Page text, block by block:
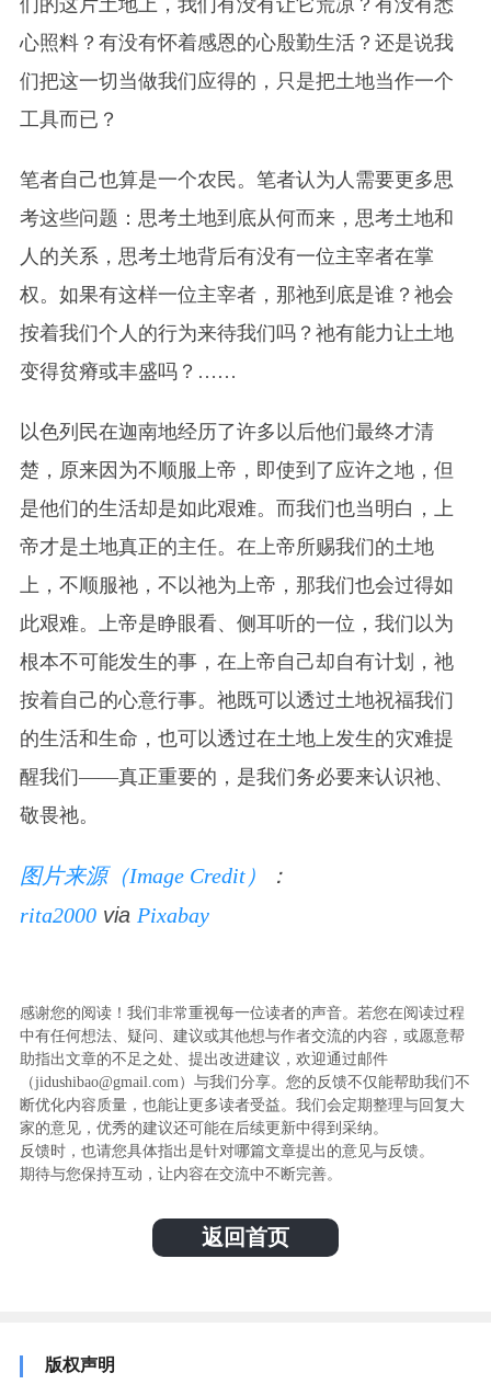
心照料？有没有怀着感恩的心殷勤生活？还是说我
们把这一切当做我们应得的，只是把土地当作一个
工具而已？
笔者自己也算是一个农民。笔者认为人需要更多思
考这些问题：思考土地到底从何而来，思考土地和
人的关系，思考土地背后有没有一位主宰者在掌
权。如果有这样一位主宰者，那祂到底是谁？祂会
按着我们个人的行为来待我们吗？祂有能力让土地
变得贫瘠或丰盛吗？……
以色列民在迦南地经历了许多以后他们最终才清
楚，原来因为不顺服上帝，即使到了应许之地，但
是他们的生活却是如此艰难。而我们也当明白，上
帝才是土地真正的主任。在上帝所赐我们的土地
上，不顺服祂，不以祂为上帝，那我们也会过得如
此艰难。上帝是睁眼看、侧耳听的一位，我们以为
根本不可能发生的事，在上帝自己却自有计划，祂
按着自己的心意行事。祂既可以透过土地祝福我们
的生活和生命，也可以透过在土地上发生的灾难提
醒我们——真正重要的，是我们务必要来认识祂、
敬畏祂。
图片来源（Image Credit）
：
rita2000via Pixabay
感谢您的阅读！我们非常重视每一位读者的声音。若您在阅读过程
中有任何想法、疑问、建议或其他想与作者交流的内容，或愿意帮
助指出文章的不足之处、提出改进建议，欢迎通过邮件
（jidushibao@gmail.com）与我们分享。您的反馈不仅能帮助我们不
断优化内容质量，也能让更多读者受益。我们会定期整理与回复大
家的意见，优秀的建议还可能在后续更新中得到采纳。
反馈时，也请您具体指出是针对哪篇文章提出的意见与反馈。
期待与您保持互动，让内容在交流中不断完善。
返回首页
版权声明